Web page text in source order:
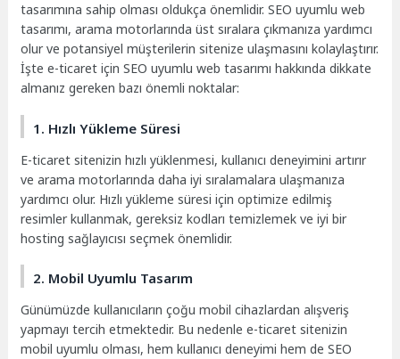
tasarımına sahip olması oldukça önemlidir. SEO uyumlu web
tasarımı, arama motorlarında üst sıralara çıkmanıza yardımcı
olur ve potansiyel müşterilerin sitenize ulaşmasını kolaylaştırır.
İşte e-ticaret için SEO uyumlu web tasarımı hakkında dikkate
almanız gereken bazı önemli noktalar:
1. Hızlı Yükleme Süresi
E-ticaret sitenizin hızlı yüklenmesi, kullanıcı deneyimini artırır
ve arama motorlarında daha iyi sıralamalara ulaşmanıza
yardımcı olur. Hızlı yükleme süresi için optimize edilmiş
resimler kullanmak, gereksiz kodları temizlemek ve iyi bir
hosting sağlayıcısı seçmek önemlidir.
2. Mobil Uyumlu Tasarım
Günümüzde kullanıcıların çoğu mobil cihazlardan alışveriş
yapmayı tercih etmektedir. Bu nedenle e-ticaret sitenizin
mobil uyumlu olması, hem kullanıcı deneyimi hem de SEO